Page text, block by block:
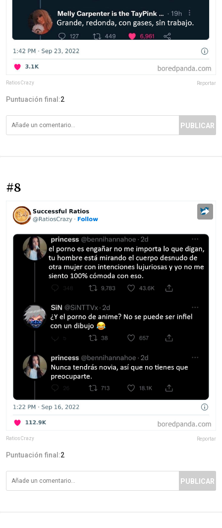
RatiosCrazy Reportar
Puntuación final:2
PUBLICAR
#8
RatiosCrazy Reportar
Puntuación final:2
PUBLICAR